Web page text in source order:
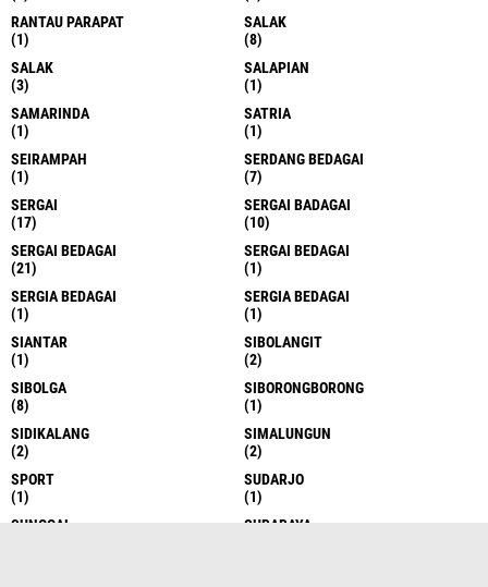
RANTAU PARAPAT
(1)
SALAK
(8)
SALAK
(3)
SALAPIAN
(1)
SAMARINDA
(1)
SATRIA
(1)
SEIRAMPAH
(1)
SERDANG BEDAGAI
(7)
SERGAI
(17)
SERGAI BADAGAI
(10)
SERGAI BEDAGAI
(21)
SERGAI BEDAGAI
(1)
SERGIA BEDAGAI
(1)
SERGIA BEDAGAI
(1)
SIANTAR
(1)
SIBOLANGIT
(2)
SIBOLGA
(8)
SIBORONGBORONG
(1)
SIDIKALANG
(2)
SIMALUNGUN
(2)
SPORT
(1)
SUDARJO
(1)
SUNGGAL
SURABAYA